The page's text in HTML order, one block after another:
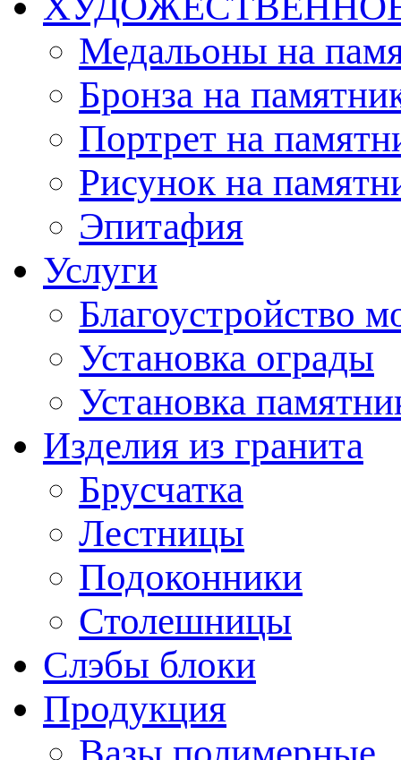
Медальоны на
Бронза на
Портрет на
Рисунок на
Эпитафия
Услуги
Благоустройство
Установка ограды
Установка
Изделия из гранита
Брусчатка
Лестницы
Подоконники
Столешницы
Слэбы блоки
Продукция